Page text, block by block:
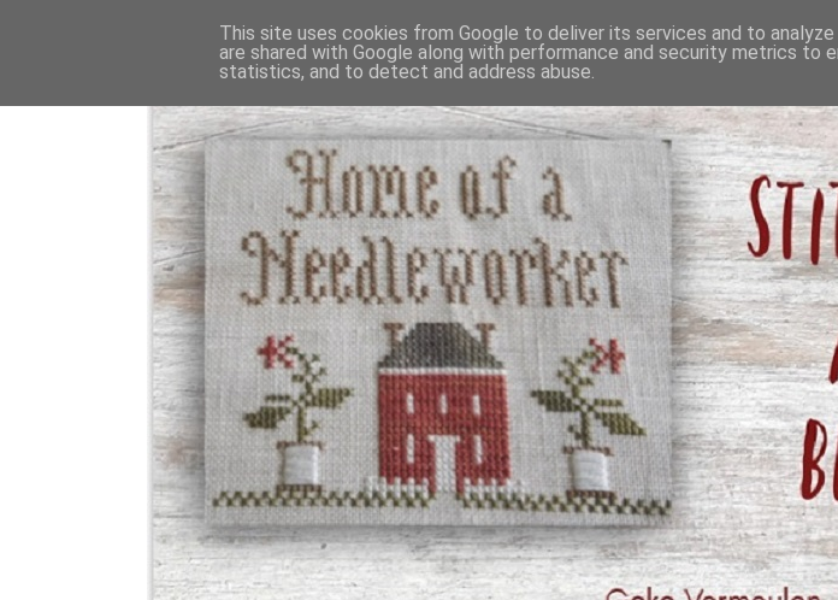
This site uses cookies from Google to deliver its services and to
are shared with Google along with performance and security metrics to
statistics, and to detect and address abuse.